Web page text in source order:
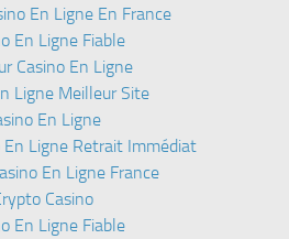
En Ligne En France
En Ligne Fiable
Casino En Ligne
Ligne Meilleur Site
En Ligne
En Ligne Retrait Immédiat
En Ligne France
Casino
En Ligne Fiable